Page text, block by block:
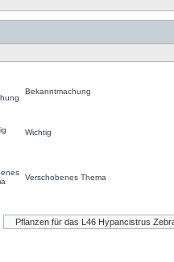
Bekanntmachung
Wichtig
Verschobenes Thema